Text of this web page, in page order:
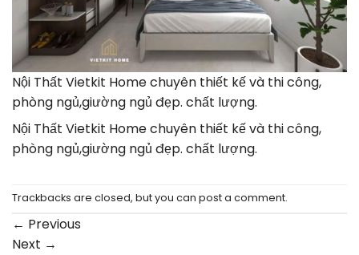
Nội Thất Vietkit Home chuyên thiết kế và thi công,
phòng ngủ,giường ngủ đẹp. chất lượng.
Nội Thất Vietkit Home chuyên thiết kế và thi công,
phòng ngủ,giường ngủ đẹp. chất lượng.
Trackbacks are closed, but you can post a comment.
← Previous
Next →